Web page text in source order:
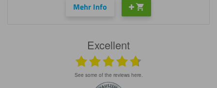
Mehr Info
Excellent
see some of the reviews here.